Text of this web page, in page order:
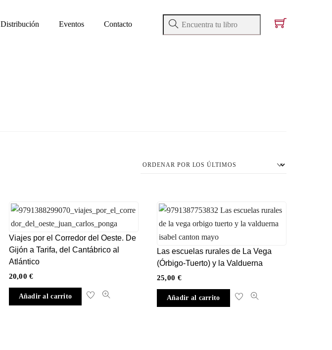
Distribución Eventos Contacto
Viajes por el Corredor del Oeste. De
Gijón a Tarifa, del Cantábrico al
Atlántico
20,00€
Añadir al carrito
Las escuelas rurales de La Vega
(Órbigo-Tuerto) y la Valduerna
25,00 €
Añadir al carrito